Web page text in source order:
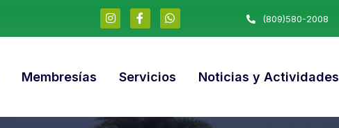
(809)580-2008
Membresías Servicios Noticias y Actividades